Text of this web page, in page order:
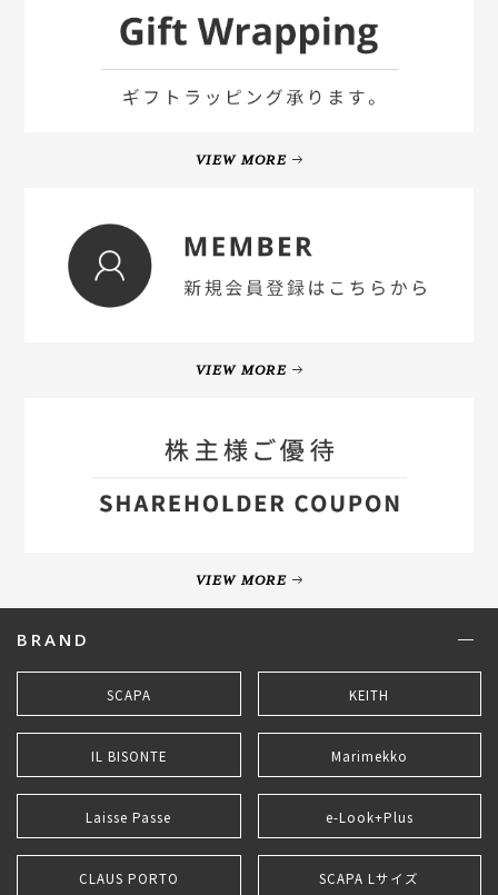
VIEW MORE
VIEW MORE
VIEW MORE
BRAND
SCAPA KEITH
IL BISONTE Marimekko
Laisse Passe e-Look+Plus
CLAUS PORTO SCAPA Lサイズ